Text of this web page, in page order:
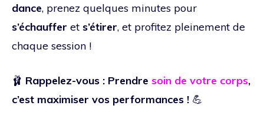
dance, prenez quelques minutes pour
s’échauffer et s’étirer, et profitez pleinement de
chaque session !
🩰 Rappelez-vous : Prendre soin de votre corps,
c’est maximiser vos performances ! 💪